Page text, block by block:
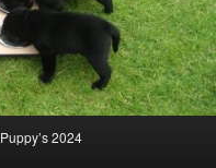
Puppy’s 2024